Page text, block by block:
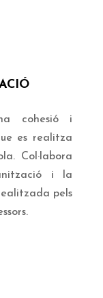
cohesió i
es realitza
Col·labora
i la
pels